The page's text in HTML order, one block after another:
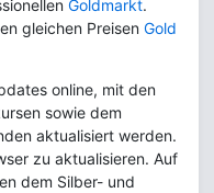
Goldmarkt.
gleichen Preisen Gold
online, mit den
sowie dem
aktualisiert werden.
zu aktualisieren. Auf
dem Silber- und